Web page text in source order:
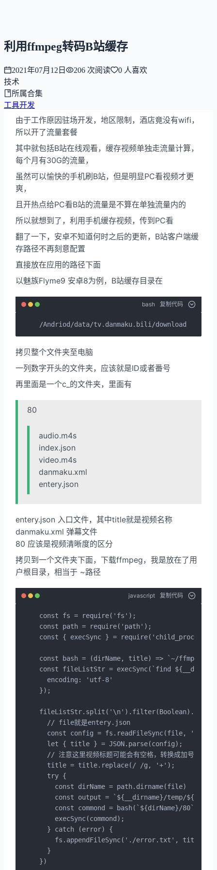
利用ffmpeg转码B站缓存
2021年07月12日 206 次阅读 0 人喜欢
技术
所属合集
工具开发
由于工作原因驻场开发，地区限制，酒店竟没有wifi，
所以开了流量套餐
其中就包括B站在线观看，缓存视频单独走流量计算，
每个月有30G的流量，
虽然可以愉快的手机刷B站，但是明显PC看视频才更
爽，
且开热点给PC看B站的流量是不算在单独流量内的
所以就想到了，利用手机缓存视频，传到PC看
翻了一下，安卓不知道何时之后的更新，B站客户端缓
存路径不再刻意配置
直接放在应用的路径下面
以魅族Flyme9 安卓8为例，B站缓存目录在
bash 复制代码
/Andriod/data/tv.danmaku.bili/download
拷贝整个文件夹至电脑
一列数字开头的文件夹，应该就是ID或者番号
再里面是一个c_的文件夹，里面有
80
audio.m4s
index.json
video.m4s
danmaku.xml
entery.json
entery.json 入口文件，其中title就是视频名称
danmaku.xml 弹幕文件
80 应该是视频清晰度的区分
拷贝到一个文件夹下面，下载ffmpeg，我是放在了用
户根目录，相当于 ~路径
javascript 复制代码
const fs = require('fs');
const path = require('path');
const { execSync } = require('child_process');
const bash = (dirName, title) => `~/ffmpeg -i
const fileListStr = execSync(`find
  encoding: 'utf-8'
});
  // file就是entery.json
const config = fs.readFileSync(file, 'utf-
  let { title } = JSON.parse(config);
  // 注意这里视频标题可能会有空格，转换成加号
  title = title.replace(/ /g, '+');
  try {
    const dirName = path.dirname(file)
const output = `${__dirname}/temp/
const commond = bash(`${dirName}/80`,
    execSync(commond);
  } catch (error) {
fs.appendFileSync('./error.txt', title +
  }
})